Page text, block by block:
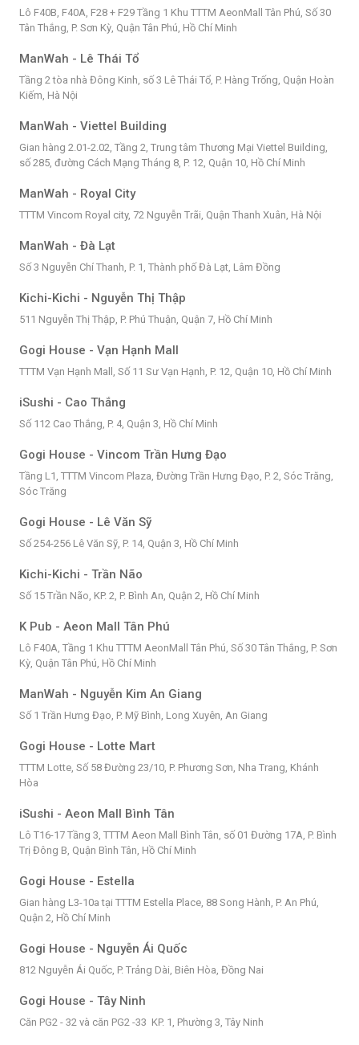
Lô F40B, F40A, F28 + F29 Tầng 1 Khu TTTM AeonMall Tân Phú, Số 30
Tân Thắng, P. Sơn Kỳ, Quận Tân Phú, Hồ Chí Minh
ManWah - Lê Thái Tổ
Tầng 2 tòa nhà Đông Kinh, số 3 Lê Thái Tổ, P. Hàng Trống, Quận Hoàn
Kiếm, Hà Nội
ManWah - Viettel Building
Gian hàng 2.01-2.02, Tầng 2, Trung tâm Thương Mại Viettel Building,
số 285, đường Cách Mạng Tháng 8, P. 12, Quận 10, Hồ Chí Minh
ManWah - Royal City
TTTM Vincom Royal city, 72 Nguyễn Trãi, Quận Thanh Xuân, Hà Nội
ManWah - Đà Lạt
Số 3 Nguyễn Chí Thanh, P. 1, Thành phố Đà Lạt, Lâm Đồng
Kichi-Kichi - Nguyễn Thị Thập
511 Nguyễn Thị Thập, P. Phú Thuận, Quận 7, Hồ Chí Minh
Gogi House - Vạn Hạnh Mall
TTTM Vạn Hạnh Mall, Số 11 Sư Vạn Hạnh, P. 12, Quận 10, Hồ Chí Minh
iSushi - Cao Thắng
Số 112 Cao Thắng, P. 4, Quận 3, Hồ Chí Minh
Gogi House - Vincom Trần Hưng Đạo
Tầng L1, TTTM Vincom Plaza, Đường Trần Hưng Đạo, P. 2, Sóc Trăng,
Sóc Trăng
Gogi House - Lê Văn Sỹ
Số 254-256 Lê Văn Sỹ, P. 14, Quận 3, Hồ Chí Minh
Kichi-Kichi - Trần Não
Số 15 Trần Não, KP. 2, P. Bình An, Quận 2, Hồ Chí Minh
K Pub - Aeon Mall Tân Phú
Lô F40A, Tầng 1 Khu TTTM AeonMall Tân Phú, Số 30 Tân Thắng, P. Sơn
Kỳ, Quận Tân Phú, Hồ Chí Minh
ManWah - Nguyễn Kim An Giang
Số 1 Trần Hưng Đạo, P. Mỹ Bình, Long Xuyên, An Giang
Gogi House - Lotte Mart
TTTM Lotte, Số 58 Đường 23/10, P. Phương Sơn, Nha Trang, Khánh
Hòa
iSushi - Aeon Mall Bình Tân
Lô T16-17 Tầng 3, TTTM Aeon Mall Bình Tân, số 01 Đường 17A, P. Bình
Trị Đông B, Quận Bình Tân, Hồ Chí Minh
Gogi House - Estella
Gian hàng L3-10a tại TTTM Estella Place, 88 Song Hành, P. An Phú,
Quận 2, Hồ Chí Minh
Gogi House - Nguyễn Ái Quốc
812 Nguyễn Ái Quốc, P. Trảng Dài, Biên Hòa, Đồng Nai
Gogi House - Tây Ninh
Căn PG2 - 32 và căn PG2 -33 KP. 1, Phường 3, Tây Ninh